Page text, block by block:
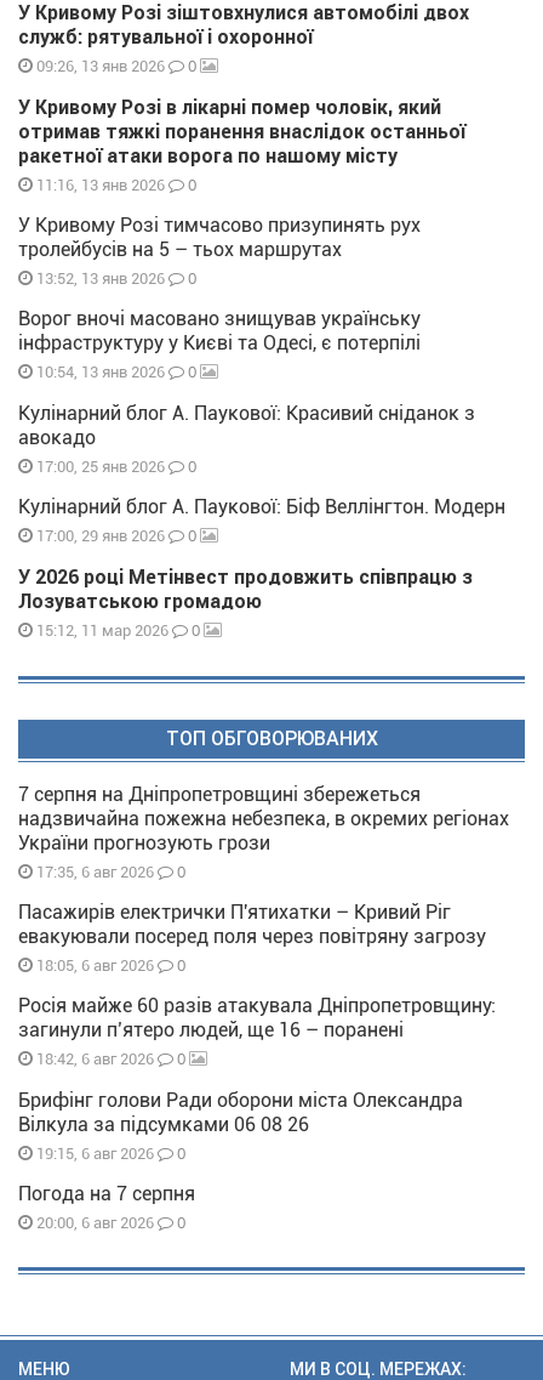
У Кривому Розі зіштовхнулися автомобілі двох
служб: рятувальної і охоронної
09:26, 13 янв 2026 0
У Кривому Розі в лікарні помер чоловік, який
отримав тяжкі поранення внаслідок останньої
ракетної атаки ворога по нашому місту
11:16, 13 янв 2026 0
У Кривому Розі тимчасово призупинять рух
тролейбусів на 5 – тьох маршрутах
13:52, 13 янв 2026 0
Ворог вночі масовано знищував українську
інфраструктуру у Києві та Одесі, є потерпілі
10:54, 13 янв 2026 0
Кулінарний блог А. Паукової: Красивий сніданок з
авокадо
17:00, 25 янв 2026 0
Кулінарний блог А. Паукової: Біф Веллінгтон. Модерн
17:00, 29 янв 2026 0
У 2026 році Метінвест продовжить співпрацю з
Лозуватською громадою
15:12, 11 мар 2026 0
ТОП ОБГОВОРЮВАНИХ
7 серпня на Дніпропетровщині збережеться
надзвичайна пожежна небезпека, в окремих регіонах
України прогнозують грози
17:35, 6 авг 2026 0
Пасажирів електрички П'ятихатки – Кривий Ріг
евакуювали посеред поля через повітряну загрозу
18:05, 6 авг 2026 0
Росія майже 60 разів атакувала Дніпропетровщину:
загинули п’ятеро людей, ще 16 – поранені
18:42, 6 авг 2026 0
Брифінг голови Ради оборони міста Олександра
Вілкула за підсумками 06 08 26
19:15, 6 авг 2026 0
Погода на 7 серпня
20:00, 6 авг 2026 0
МЕНЮ МИ В СОЦ. МЕРЕЖАХ: